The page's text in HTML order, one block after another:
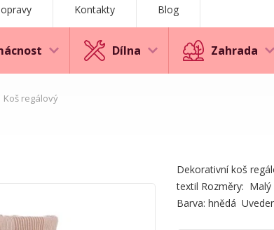
Kontakty Blog
Dílna Zahrada
Koš regálový
Dekorativní koš
textil Rozměry: Malý
Barva: hnědá